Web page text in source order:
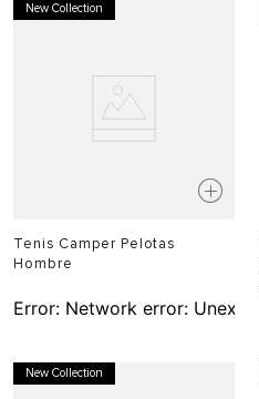
New Collection
Tenis Camper Pelotas
Hombre
Error: Network error:
New Collection